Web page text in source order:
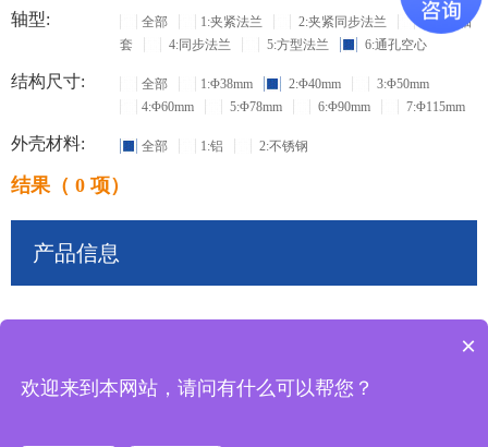
轴型: 全部 1:夹紧法兰 2:夹紧同步法兰
3:盲孔轴
套
4:同步法兰 5:方型法兰 6:通孔空心
结构尺寸: 全部 1:Φ38mm 2:Φ40mm
3:Φ50mm
4:Φ60mm
5:Φ78mm 6:Φ90mm 7:Φ115mm
外壳材料: 全部 1:铝 2:不锈钢
结果（ 0 项）
产品信息
×
欢迎来到本网站，请问有什么可以帮您？